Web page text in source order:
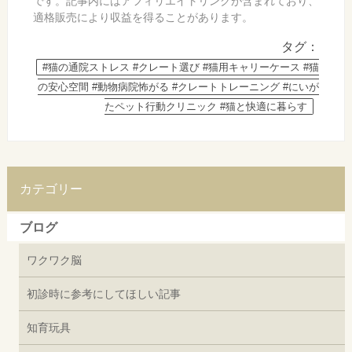
適格販売により収益を得ることがあります。
タグ：
#猫の通院ストレス #クレート選び #猫用キャリーケース #猫
の安心空間 #動物病院怖がる #クレートトレーニング #にいが
たペット行動クリニック #猫と快適に暮らす
カテゴリー
ブログ
ワクワク脳
初診時に参考にしてほしい記事
知育玩具